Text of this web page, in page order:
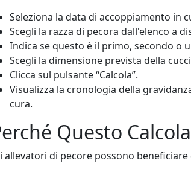
Seleziona la data di accoppiamento in
Scegli la razza di pecora dall'elenco a
Indica se questo è il primo, secondo o
Scegli la dimensione prevista della
Clicca sul pulsante “Calcola”.
Visualizza la cronologia della
cura.
Questo
allevatori di pecore possono